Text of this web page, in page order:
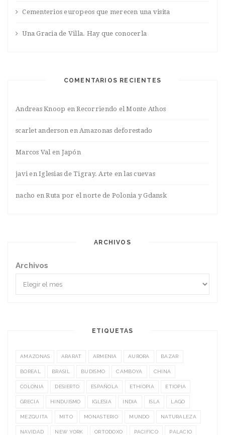
Cementerios europeos que merecen una visita
Una Gracia de Villa. Hay que conocerla
COMENTARIOS RECIENTES
Andreas Knoop enRecorriendo el Monte Athos
scarlet anderson enAmazonas deforestado
Marcos Valen Japón
javienIglesias de Tigray. Arte en las cuevas
nacho enRuta por el norte de Polonia y Gdansk
ARCHIVOS
Archivos
ETIQUETAS
AMAZONAS ARARAT ARMENIA AURORA BAZAR
BOREAL BRASIL BUDISMO CAMBOYA CHINA
COLONIA DESIERTO ESPAÑOLA ETHIOPIA ETIOPIA
GRECIA HINDUISMO IGLESIA INDIA ISLA LAGO
MEZQUITA MITO MONASTERIO MUNDO NATURALEZA
NAVIDAD NEW YORK ORTODOXO PACIFICO PALACIO